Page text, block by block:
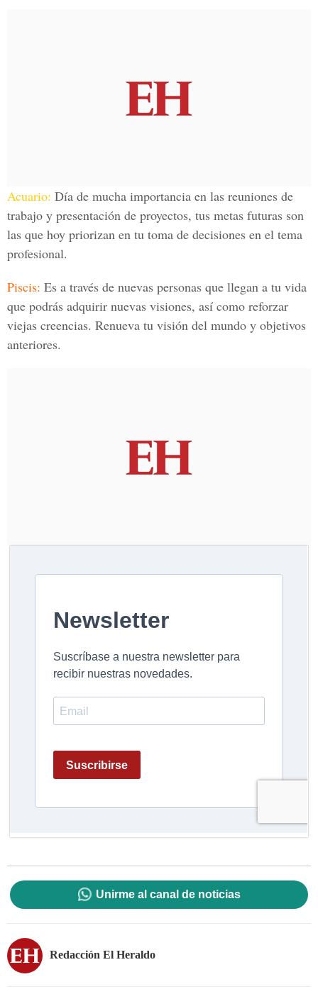
Acuario: Día de mucha importancia en las reuniones de
trabajo y presentación de proyectos, tus metas futuras son
las que hoy priorizan en tu toma de decisiones en el tema
profesional.
Piscis: Es a través de nuevas personas que llegan a tu vida
que podrás adquirir nuevas visiones, así como reforzar
viejas creencias. Renueva tu visión del mundo y objetivos
anteriores.
Unirme al canal de noticias
Redacción El Heraldo